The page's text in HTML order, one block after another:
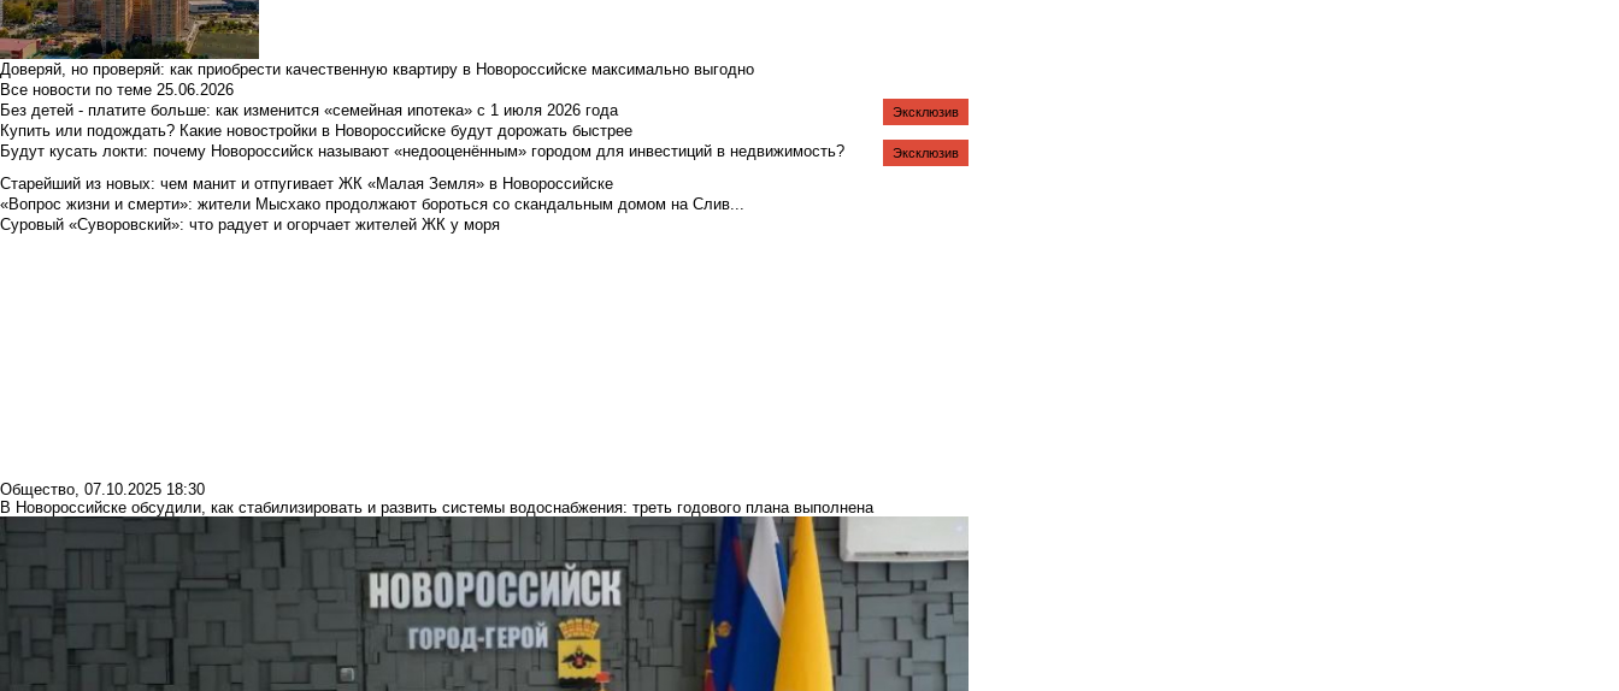
Доверяй, но проверяй: как приобрести качественную квартиру в Новороссийске максимально выгодно
Все новости по теме 25.06.2026
Без детей - платите больше: как изменится «семейная ипотека» с 1 июля 2026 года
Купить или подождать? Какие новостройки в Новороссийске будут дорожать быстрее
Будут кусать локти: почему Новороссийск называют «недооценённым» городом для инвестиций в недвижимость?
Старейший из новых: чем манит и отпугивает ЖК «Малая Земля» в Новороссийске
Эксклюзив
«Вопрос жизни и смерти»: жители Мысхако продолжают бороться со скандальным домом на Слив...
Суровый «Суворовский»: что радует и огорчает жителей ЖК у моря
Эксклюзив
Общество, 07.10.2025 18:30
В Новороссийске обсудили, как стабилизировать и развить системы водоснабжения: треть годового плана выполнена